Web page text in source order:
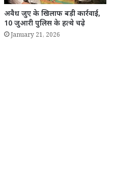
अवैध जुए के खिलाफ बड़ी कार्रवाई,
10 जुआरी पुलिस के हत्थे चढ़े
January 21, 2026